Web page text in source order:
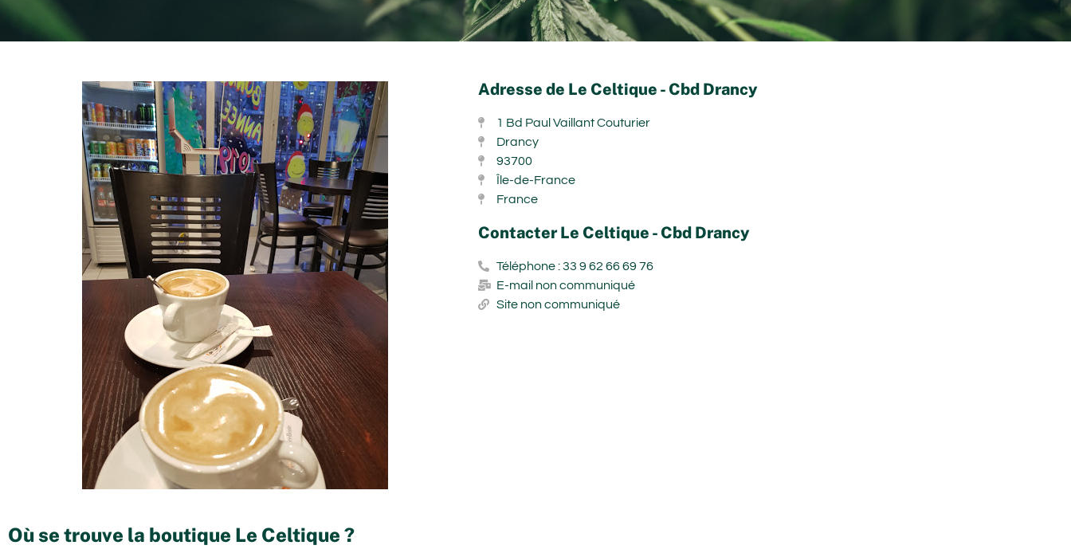
Adresse de Le Celtique - Cbd Drancy
1 Bd Paul Vaillant Couturier
Drancy
93700
Île-de-France
France
Contacter Le Celtique - Cbd Drancy
Téléphone : 33 9 62 66 69 76
E-mail non communiqué
Site non communiqué
Où se trouve la boutique Le Celtique ?